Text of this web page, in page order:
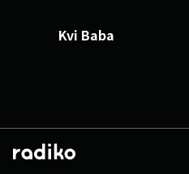
Kvi Baba